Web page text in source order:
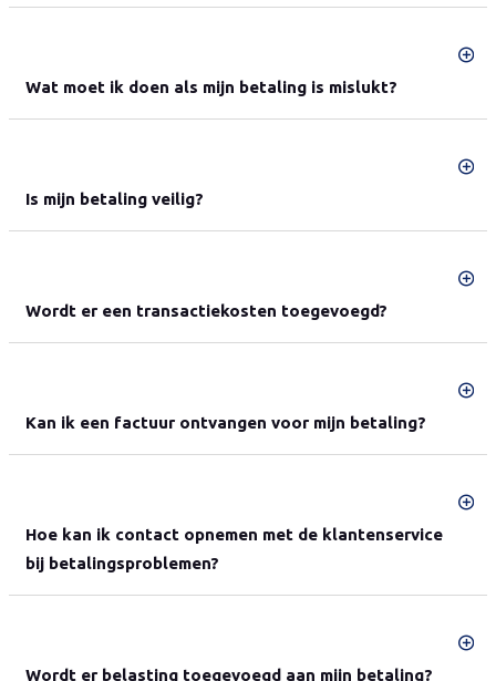
Wat moet ik doen als mijn betaling is mislukt?
Is mijn betaling veilig?
Wordt er een transactiekosten toegevoegd?
Kan ik een factuur ontvangen voor mijn betaling?
Hoe kan ik contact opnemen met de klantenservice
bij betalingsproblemen?
Wordt er belasting toegevoegd aan mijn betaling?